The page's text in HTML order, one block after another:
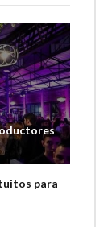
para